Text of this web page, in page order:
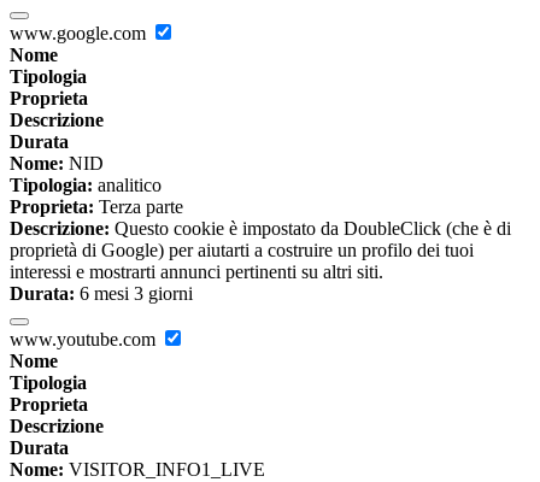
www.google.com
Nome
Tipologia
Proprieta
Descrizione
Durata
Nome: NID
Tipologia: analitico
Proprieta: Terza parte
Descrizione: Questo cookie è impostato da DoubleClick (che è di
proprietà di Google) per aiutarti a costruire un profilo dei tuoi
interessi e mostrarti annunci pertinenti su altri siti.
Durata: 6 mesi 3 giorni
www.youtube.com
Nome
Tipologia
Proprieta
Descrizione
Durata
Nome: VISITOR_INFO1_LIVE